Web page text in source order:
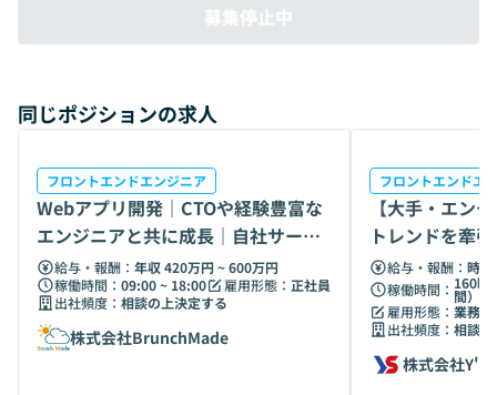
てエンジニアがHappyになることを追求しています。
募集停止中
同じポジションの求人
フロントエンドエンジニア
Webアプリ開発｜CTOや経験豊富な
エンジニアと共に成長｜自社サービ
スにも挑戦
給与・報酬： 年収 420万円 ~ 600万円
稼働時間： 09:00 ~ 18:00 雇用形態： 正社員
出社頻度： 相談の上決定する
株式会社BrunchMade
フロントエンドエ
【大手・エン
トレンドを牽
エンジニア募
給与・報酬： 時
稼働時間： 160時
間）
雇用形態： 業務委
出社頻度： 相談
株式会社Y's